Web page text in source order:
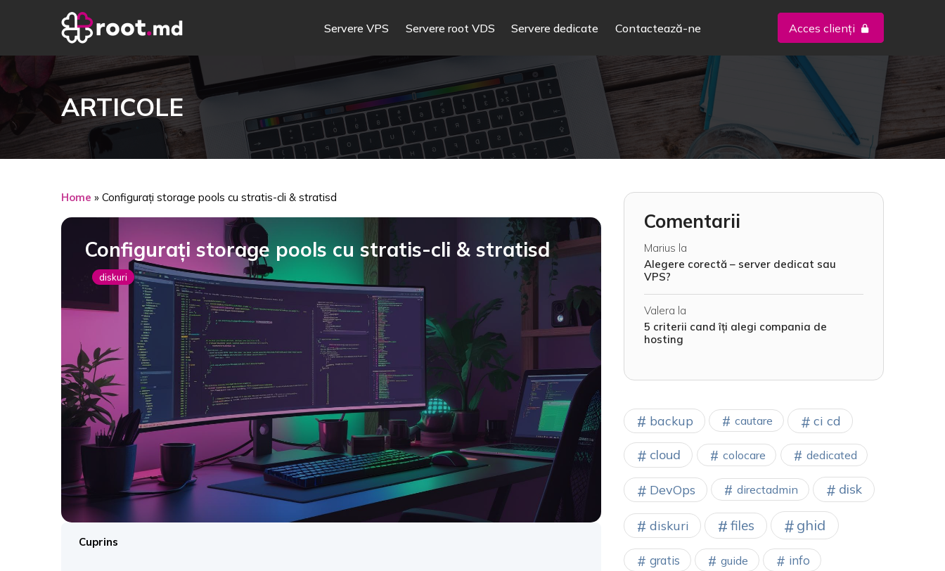
Servere VPS Servere root VDS Servere dedicate Contactează-ne Acces clienți
ARTICOLE
Home » Configurați storage pools cu stratis-cli & stratisd
Configurați storage pools cu stratis-cli & stratisd
diskuri
Cuprins
Comentarii
Marius la
Alegere corectă – server dedicat sau
VPS?
Valera la
5 criterii cand îți alegi compania de
hosting
backup cautare ci cd
cloud colocare dedicated
DevOps directadmin disk
diskuri files ghid
gratis guide info